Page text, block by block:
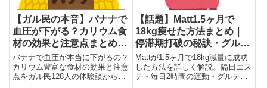
【ガル民の本音】バナナで
血圧が下がる？カリウム食
材の効果と注意点まとめ｜
塩分より大切なこと
バナナで血圧が本当に下がるの？
カリウム豊富な食材の効果と注意
点をガル民128人の体験談からま
【話題】Matt1.5ヶ月で
18kg痩せた方法まとめ｜
停滞期打破の秘訣・グルテ
ンフリー・ガル民の声
Mattが1.5ヶ月で18kg減量に成功
した方法を詳しく解説。隔日エス
テ・毎日2時間の運動・グルテン